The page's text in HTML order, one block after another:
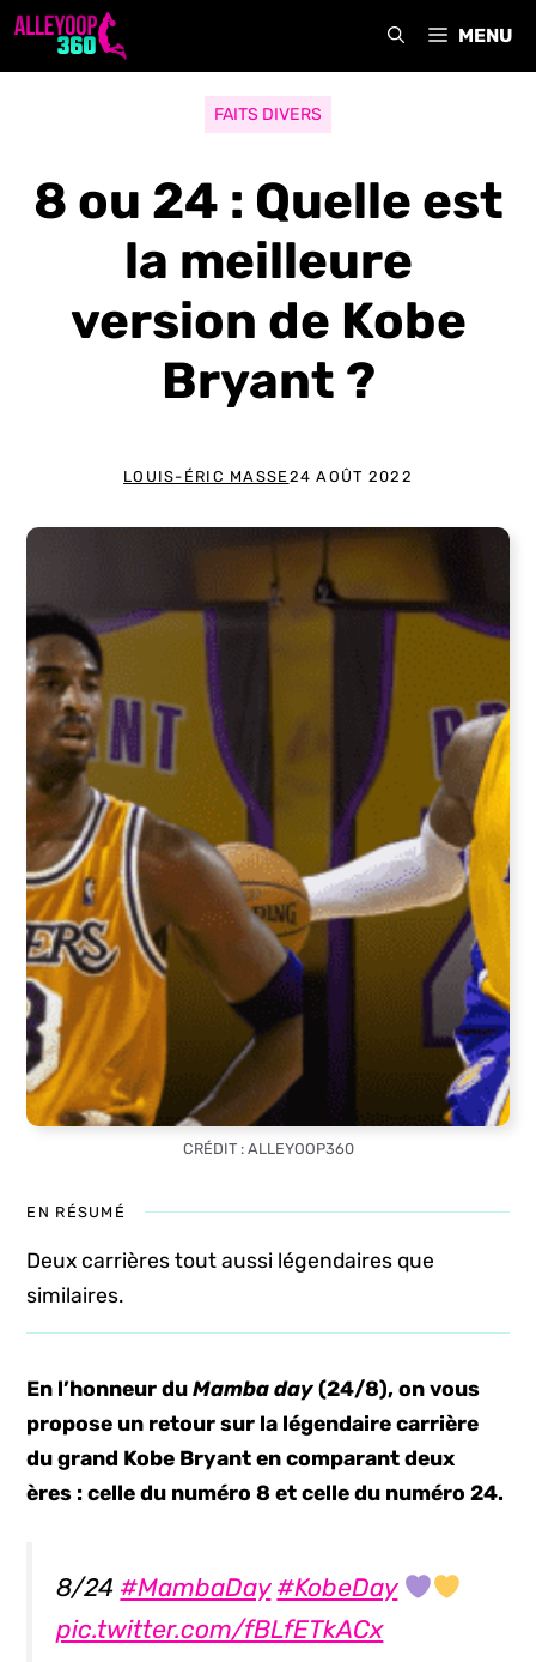
Aller
MENU
FAITS DIVERS
8 ou 24 : Quelle est
la meilleure
version de Kobe
Bryant ?
LOUIS-ÉRIC MASSE 24 AOÛT 2022
CRÉDIT : ALLEYOOP360
EN RÉSUMÉ
Deux carrières tout aussi légendaires que
similaires.
En l’honneur duMamba day (24/8), on vous
propose un retour sur la légendaire carrière
du grand Kobe Bryant en comparant deux
ères : celle du numéro 8 et celle du numéro 24.
8/24 #MambaDay #KobeDay
pic.twitter.com/fBLfETkACx